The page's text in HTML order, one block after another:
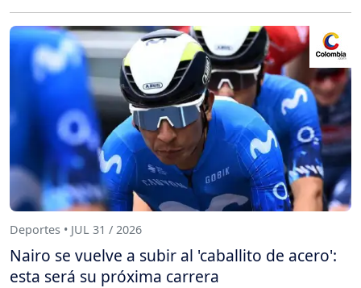
Deportes • JUL 31 / 2026
Nairo se vuelve a subir al 'caballito de acero':
esta será su próxima carrera